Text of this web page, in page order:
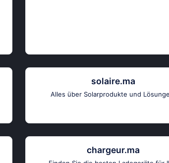
solaire.ma
Alles über Solarprodukte und
chargeur.ma